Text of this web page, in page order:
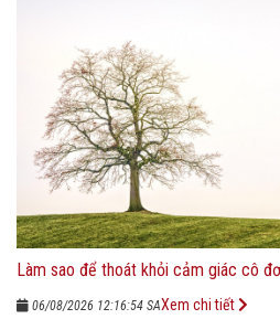
Làm sao để thoát khỏi cảm giác cô
06/08/2026 12:16:54 SAXem chi tiết